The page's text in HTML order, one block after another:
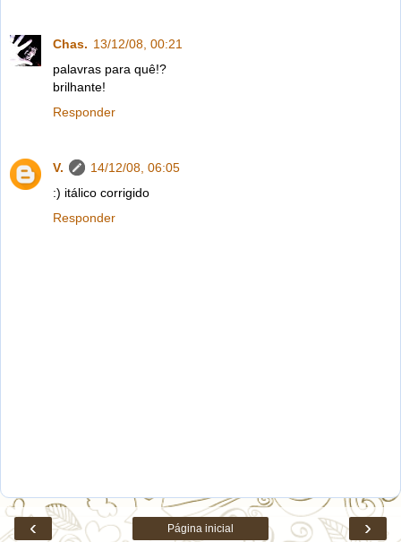
Chas. 13/12/08, 00:21
palavras para quê!?
brilhante!
Responder
V.
14/12/08, 06:05
:) itálico corrigido
Responder
‹ ›
Página inicial